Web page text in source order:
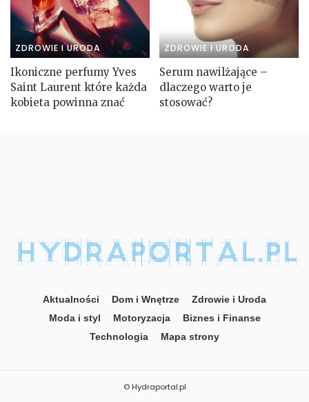
ZDROWIE I URODA
Ikoniczne perfumy Yves
Saint Laurent które każda
kobieta powinna znać
ZDROWIE I URODA
Serum nawilżające –
dlaczego warto je
stosować?
Aktualności Dom i Wnętrze
Zdrowie i Uroda
Moda i styl
Motoryzacja
Biznes i Finanse
Technologia
Mapa strony
© Hydraportal.pl